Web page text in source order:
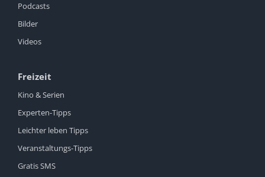
Podcasts
Bilder
Videos
Freizeit
Kino & Serien
Experten-Tipps
Leichter leben Tipps
Veranstaltungs-Tipps
Gratis SMS